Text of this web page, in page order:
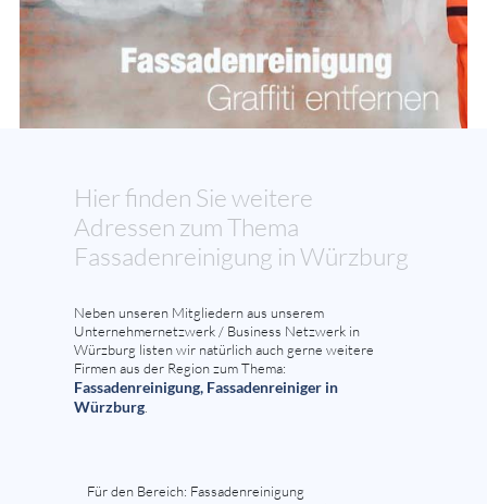
Hier finden Sie weitere
Adressen zum Thema
Fassadenreinigung in Würzburg
Neben unseren Mitgliedern aus unserem
Unternehmernetzwerk / Business Netzwerk in
Würzburg listen wir natürlich auch gerne weitere
Firmen aus der Region zum Thema:
Fassadenreinigung, Fassadenreiniger in
Würzburg.
Für den Bereich: Fassadenreinigung